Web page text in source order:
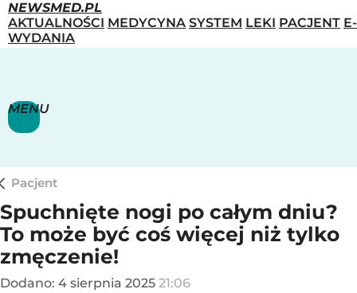
NEWSMED.PL
AKTUALNOŚCI MEDYCYNA SYSTEM LEKI PACJENT E-
WYDANIA
MENU
Pacjent
Spuchnięte nogi po całym dniu?
To może być coś więcej niż tylko
zmęczenie!
Dodano: 4 sierpnia 2025 21:06